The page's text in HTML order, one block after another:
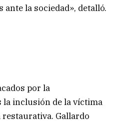
la sociedad», detalló.
por la
la inclusión de la víctima
Gallardo